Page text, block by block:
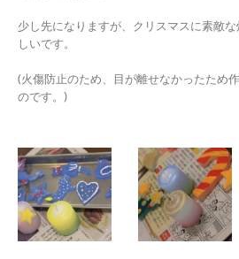
少し先になりますが、クリスマスに素敵
しいです。
(火傷防止のため、目が離せなかったため
のです。)